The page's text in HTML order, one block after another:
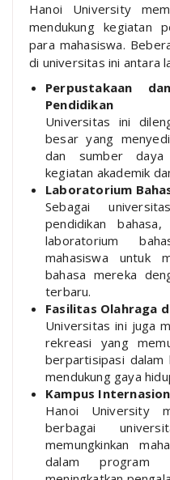
Hanoi University
mendukung kegiatan
para mahasiswa.
di universitas ini antara
Perpustakaan
Pendidikan
Universitas ini
besar yang
dan sumber daya
kegiatan akademik
Laboratorium
Sebagai
pendidikan
laboratorium
mahasiswa untuk
bahasa mereka
terbaru.
Fasilitas Olahraga
Universitas ini juga
rekreasi yang
berpartisipasi
mendukung gaya
Kampus
Hanoi University
berbagai
memungkinkan
dalam program